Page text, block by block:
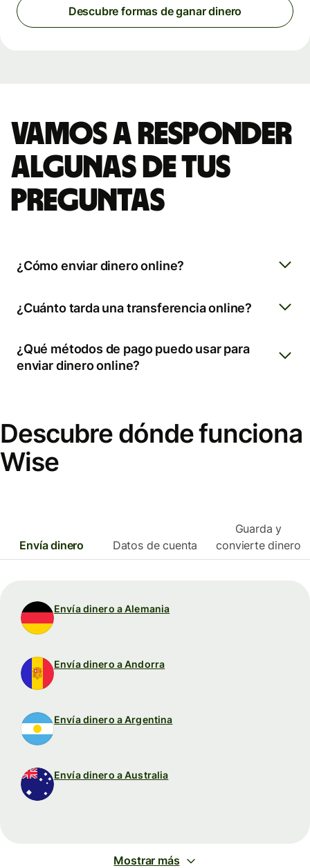
Descubre formas de ganar dinero
Vamos a responder
algunas de tus
preguntas
¿Cómo enviar dinero online?
¿Cuánto tarda una transferencia online?
¿Qué métodos de pago puedo usar para
enviar dinero online?
Descubre dónde funciona
Wise
Envía dinero Datos de cuenta
Guarda y
convierte dinero
Envía dinero a Alemania
Envía dinero a Andorra
Envía dinero a Argentina
Envía dinero a Australia
Mostrar más